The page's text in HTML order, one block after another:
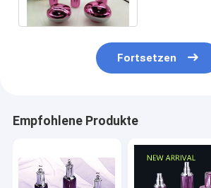
Fortsetzen
Empfohlene Produkte